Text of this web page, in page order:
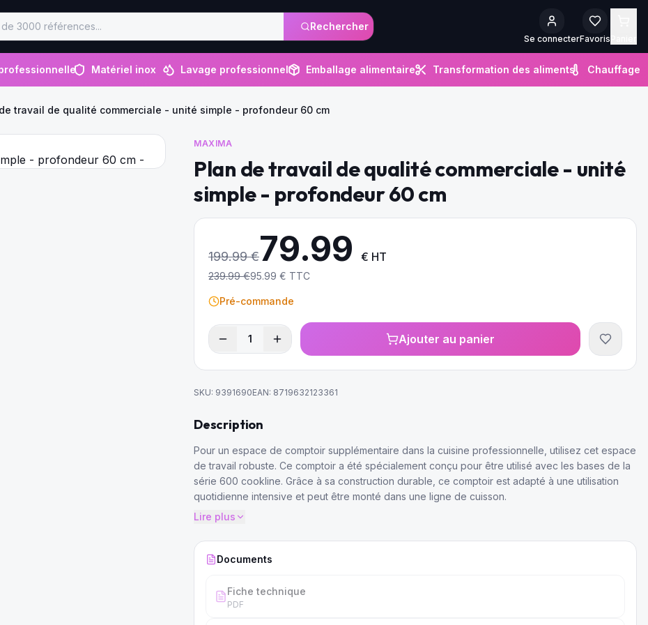
Rechercher
Se connecterFavoris
Matériel inox Lavage professionnel Emballage alimentaire Transformation des aliments Chauffage
travail de qualité commerciale - unité simple - profondeur 60 cm
MAXIMA
Plan de travail de qualité commerciale - unité
simple - profondeur 60 cm
199.99€79.99 € HT
239.99€95.99 € TTC
Pré-commande
1 Ajouter au panier
SKU: 9391690EAN: 8719632123361
Description
Pour un espace de comptoir supplémentaire dans la cuisine professionnelle, utilisez cet espace
de travail robuste. Ce comptoir a été spécialement conçu pour être utilisé avec les bases de la
série 600 cookline. Grâce à sa construction durable, ce comptoir est adapté à une utilisation
quotidienne intensive et peut être monté dans une ligne de cuisson.
Lire plus
Documents
Fiche technique
PDF